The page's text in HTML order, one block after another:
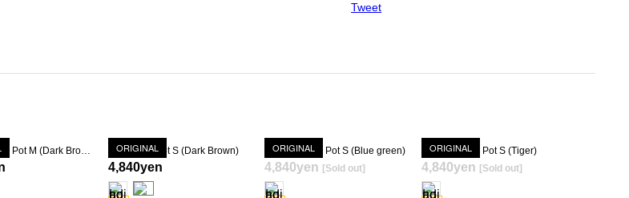
Tweet
Text Foaming Pot M (Dark Brown) ORIGINAL
Text Scale Pot S (Dark Brown)
4,840yen SOLD OUT
ORIGINAL
Text Foaming Pot S (Blue green)
4,840yen [Sold out]
SOLD OUT
ORIGINAL
Text Foaming Pot S (Tiger)
4,840yen [Sold out]